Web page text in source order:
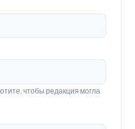
чтобы редакция могла